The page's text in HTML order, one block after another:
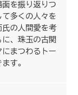
を振り返りつ
多くの人々を
氏の人間愛を考
、珠玉の古関
にまつわるトー
す。